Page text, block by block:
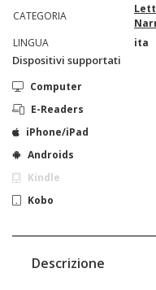
CATEGORIA
LINGUA
ita
Dispositivi supportati
Computer
E-Readers
iPhone/iPad
Androids
Kindle
Kobo
Descrizione